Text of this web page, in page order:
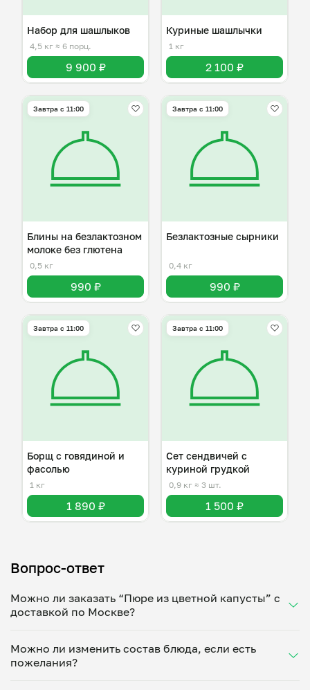
Набор для шашлыков
4,5 кг ≈ 6 порц.
9 900 ₽
Куриные шашлычки
1 кг
2 100 ₽
Завтра c 11:00
Блины на безлактозном
молоке без глютена
0,5 кг
990 ₽
Завтра c 11:00
Безлактозные сырники
0,4 кг
990 ₽
Завтра c 11:00
Борщ с говядиной и
фасолью
1 кг
1 890 ₽
Завтра c 11:00
Сет сендвичей с
куриной грудкой
0,9 кг ≈ 3 шт.
1 500 ₽
Вопрос-ответ
Можно ли заказать “Пюре из цветной капусты” с
доставкой по Москве?
Укажите удобное время — и получите свежее
домашнее блюдо в большой порции прямо с плиты.
Можно ли изменить состав блюда, если есть
пожелания?